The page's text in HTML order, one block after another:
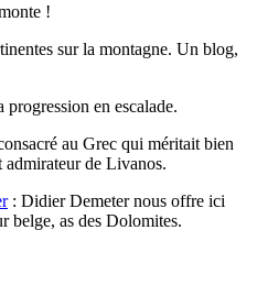
!
sur la montagne. Un blog,
en escalade.
au Grec qui méritait bien
de Livanos.
: Didier Demeter nous offre ici
belge, as des Dolomites.